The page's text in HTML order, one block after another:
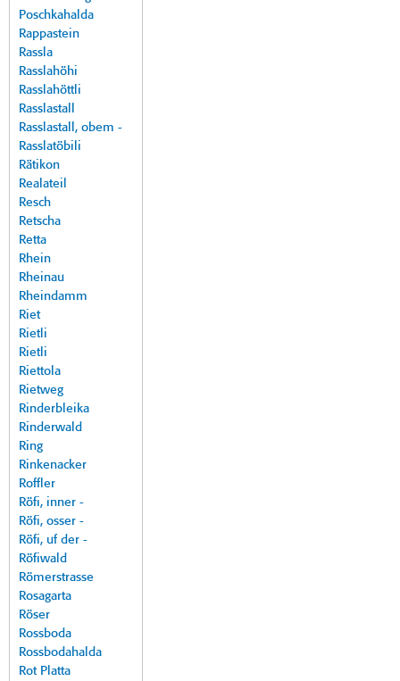
Poschkahalda
Rappastein
Rassla
Rasslahöhi
Rasslahöttli
Rasslastall
Rasslastall, obem -
Rasslatöbili
Rätikon
Realateil
Resch
Retscha
Retta
Rhein
Rheinau
Rheindamm
Riet
Rietli
Rietli
Riettola
Rietweg
Rinderbleika
Rinderwald
Ring
Rinkenacker
Roffler
Röfi, inner -
Röfi, osser -
Röfi, uf der -
Röfiwald
Römerstrasse
Rosagarta
Röser
Rossboda
Rossbodahalda
Rot Platta